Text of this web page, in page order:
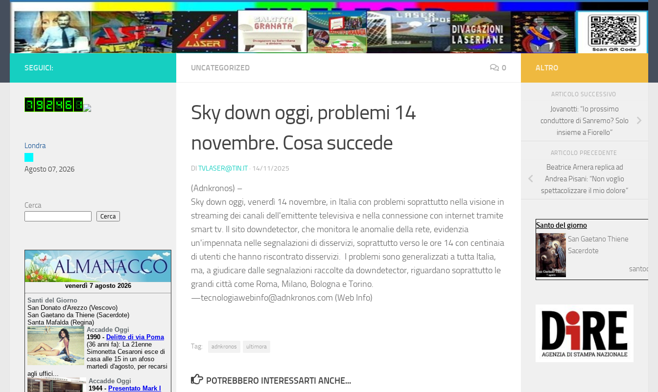
Salta al contenuto
UNCATEGORIZED 0
Sky down oggi, problemi 14
novembre. Cosa succede
DI TVLASER@TIN.IT · 14/11/2025
(Adnkronos) –
Sky down oggi, venerdì 14 novembre, in Italia con problemi soprattutto nella visione in
streaming dei canali dell'emittente televisiva e nella connessione con internet tramite
smart tv. Il sito downdetector, che monitora le anomalie della rete, evidenzia
un'impennata nelle segnalazioni di disservizi, soprattutto verso le ore 14 con centinaia
di utenti che hanno riscontrato disservizi. I problemi sono generalizzati a tutta Italia,
ma, a giudicare dalle segnalazioni raccolte da downdetector, riguardano soprattutto le
grandi città come Roma, Milano, Bologna e Torino.
—tecnologiawebinfo@adnkronos.com (Web Info)
Tag: adnkronos ultimora
POTREBBERO INTERESSARTI ANCHE...
SEGUICI:
Londra
Agosto 07, 2026
Cerca
Cerca
ALTRO
ARTICOLO SUCCESSIVO
Jovanotti: “Io prossimo
conduttore di Sanremo? Solo
insieme a Fiorello”
ARTICOLO PRECEDENTE
Beatrice Arnera replica ad
Andrea Pisani: “Non voglio
spettacolizzare il mio dolore”
Santo del giorno
San Gaetano Thiene
Sacerdote